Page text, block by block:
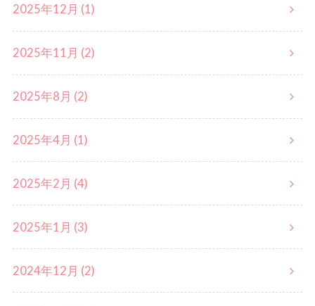
2025年12月 (1)
2025年11月 (2)
2025年8月 (2)
2025年4月 (1)
2025年2月 (4)
2025年1月 (3)
2024年12月 (2)